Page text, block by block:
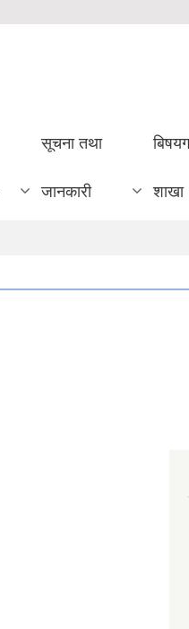
सूचना तथा
जानकारी शाखा